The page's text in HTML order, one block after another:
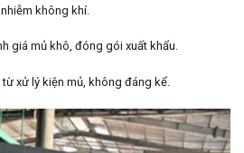
nhiễm không khí.
giá mủ khô, đóng gói xuất khẩu.
từ xử lý kiện mủ, không đáng kể.